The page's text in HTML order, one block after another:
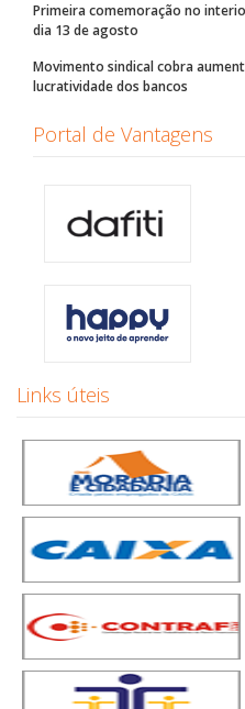
Primeira comemoração no
dia 13 de agosto
Movimento sindical cobra
lucratividade dos bancos
Portal de Vantagens
Links úteis